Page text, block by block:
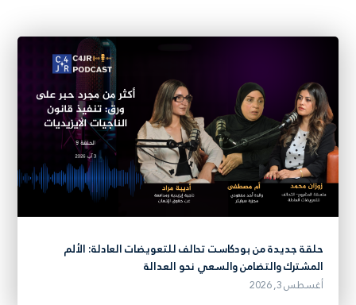
حلقة جديدة من بودكاست تحالف للتعويضات العادلة: الألم
المشترك والتضامن والسعي نحو العدالة
أغسطس 3, 2026